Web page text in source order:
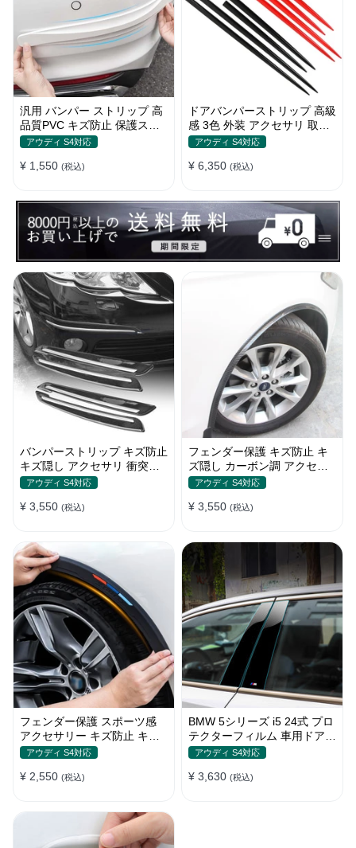
汎用 バンパー ストリップ 高
品質PVC キズ防止 保護ステ
ッカー 4色 フロント・リア
アウディ S4対応
¥ 1,550 (税込)
ドアバンパーストリップ 高級
感 3色 外装 アクセサリ 取付
簡単 保護フィルム キズ防止
アウディ S4対応
¥ 6,350 (税込)
バンパーストリップ キズ防止
キズ隠し アクセサリ 衝突防
止 取付簡単 保護フィルム
アウディ S4対応
¥ 3,550 (税込)
フェンダー保護 キズ防止 キ
ズ隠し カーボン調 アクセサ
リー 取付簡単 保護ステッカ
アウディ S4対応
¥ 3,550 (税込)
フェンダー保護 スポーツ感
アクセサリー キズ防止 キズ
隠し プロテクションステッカ
アウディ S4対応
¥ 2,550 (税込)
BMW 5シリーズ i5 24式 プロ
テクターフィルム 車用ドアフ
ィルム 車包装フィルム チッ
アウディ S4対応
¥ 3,630 (税込)